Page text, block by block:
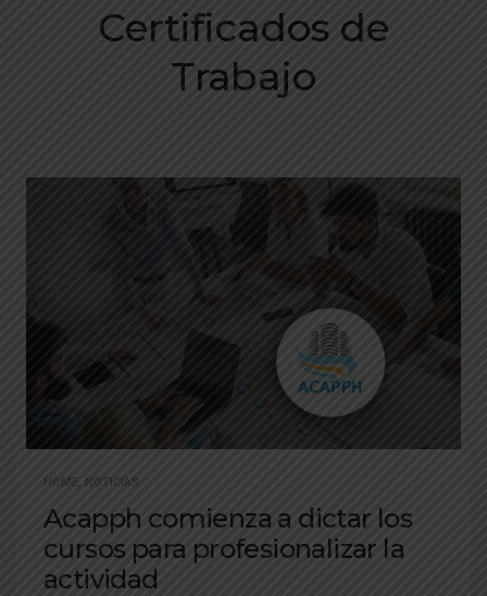
Certificados de
Trabajo
HOME, NOTICIAS
Acapph comienza a dictar los
cursos para profesionalizar la
actividad